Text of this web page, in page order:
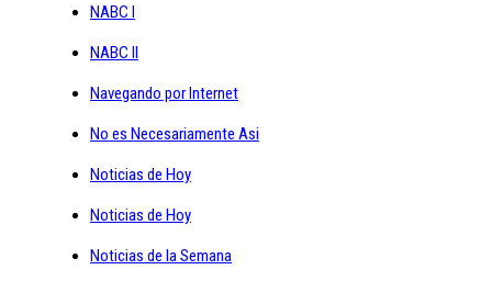
NABC I
NABC II
Navegando por Internet
No es Necesariamente Asi
Noticias de Hoy
Noticias de Hoy
Noticias de la Semana